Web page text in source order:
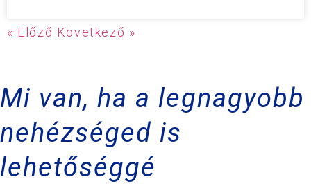
« Előző Következő »
Mi van, ha a legnagyobb
nehézséged is
lehetőséggé